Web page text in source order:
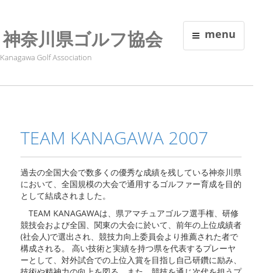
menu
神奈川県ゴルフ協会
Kanagawa Golf Association
TEAM KANAGAWA 2007
過去の全国大会で数多くの優秀な成績を残している神奈川県
において、全国規模の大会で通用するゴルファー育成を目的
として結成されました。
TEAM KANAGAWAは、県アマチュアゴルフ選手権、研修
競技会および全国、関東の大会に於いて、前年の上位成績者
(社会人)で選出され、競技力向上委員会より推薦された者で
構成される。 高い技術と実績を持つ県を代表するプレーヤ
ーとして、対外試合での上位入賞を目指し自己研鑽に励み、